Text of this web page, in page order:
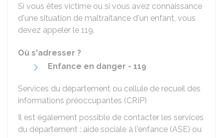
Si vous êtes victime ou si vous avez connaissance
d'une situation de maltraitance d'un enfant, vous
devez appeler le 119.
Où s'adresser ?
Enfance en danger - 119
Services du département ou cellule de recueil des
informations préoccupantes (CRIP)
Il est également possible de contacter les services
du département : aide sociale à l'enfance (ASE) ou